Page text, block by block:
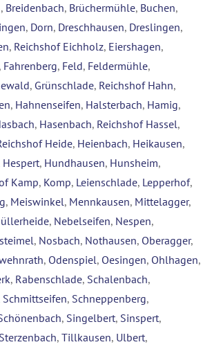
, Breidenbach, Brüchermühle, Buchen,
, Dorn, Dreschhausen, Dreslingen,
, Reichshof Eichholz, Eiershagen,
, Fahrenberg, Feld, Feldermühle,
, Grünschlade, Reichshof Hahn,
, Hahnenseifen, Halsterbach, Hamig,
, Hasenbach, Reichshof Hassel,
Heide, Heienbach, Heikausen,
Hespert, Hundhausen, Hunsheim,
Kamp, Komp, Leienschlade, Lepperhof,
, Meiswinkel, Mennkausen, Mittelagger,
, Nebelseifen, Nespen,
, Nosbach, Nothausen, Oberagger,
, Odenspiel, Oesingen, Ohlhagen,
, Rabenschlade, Schalenbach,
Schmittseifen, Schneppenberg,
, Singelbert, Sinspert,
Sterzenbach, Tillkausen, Ulbert,